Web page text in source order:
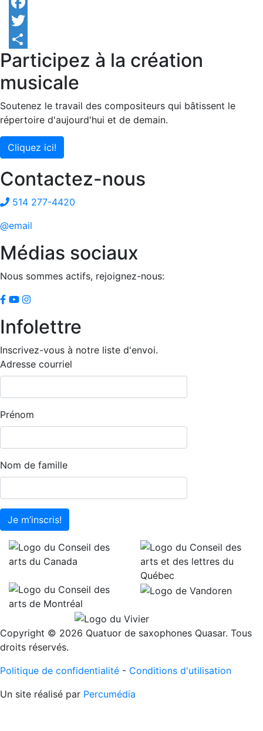
Facebook
Twitter
Share
Participez à la création
musicale
Soutenez le travail des compositeurs qui bâtissent le
répertoire d'aujourd'hui et de demain.
Cliquez ici!
Contactez-nous
514 277-4420
@email
Médias sociaux
Nous sommes actifs, rejoignez-nous:
Infolettre
Inscrivez-vous à notre liste d'envoi.
Adresse courriel
Prénom
Nom de famille
Je m’inscris!
Copyright © 2026 Quatuor de saxophones Quasar. Tous
droits réservés.
Politique de confidentialité - Conditions d'utilisation
Un site réalisé par Percumédia